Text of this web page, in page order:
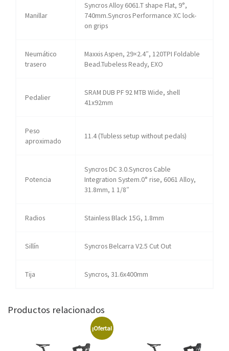
Manillar
Syncros Alloy 6061.T shape Flat, 9°,
740mm.Syncros Performance XC lock-
on grips
Neumático
trasero
Maxxis Aspen, 29×2.4″, 120TPI Foldable
Bead.Tubeless Ready, EXO
Pedalier
SRAM DUB PF 92 MTB Wide, shell
41x92mm
Peso
aproximado
11.4 (Tubless setup without pedals)
Potencia
Syncros DC 3.0.Syncros Cable
Integration System.0° rise, 6061 Alloy,
31.8mm, 1 1/8″
Radios Stainless Black 15G, 1.8mm
Sillín Syncros Belcarra V2.5 Cut Out
Tija Syncros, 31.6x400mm
Productos relacionados
¡Oferta!